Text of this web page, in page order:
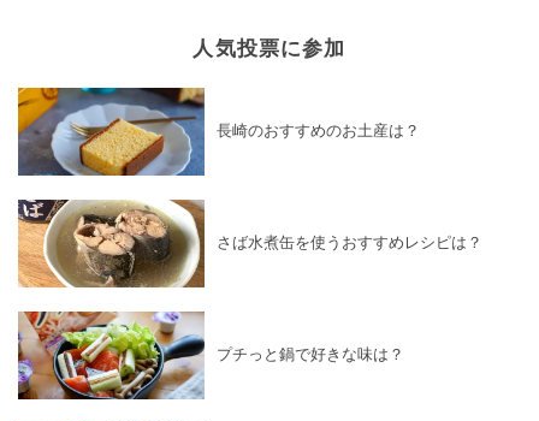
人気投票に参加
長崎のおすすめのお土産は？
さば水煮缶を使うおすすめレシピは？
プチっと鍋で好きな味は？